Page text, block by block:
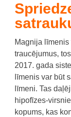
Magnija
traucējumus,
2017. gada
līmenis var būt
līmeni. Tas
hipofīzes-
kopums, kas